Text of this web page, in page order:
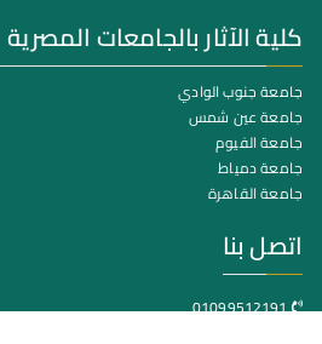
كلية الآثار بالجامعات المصرية
جامعة جنوب الوادي
جامعة عين شمس
جامعة الفيوم
جامعة دمياط
جامعة القاهرة
اتصل بنا
01099512191